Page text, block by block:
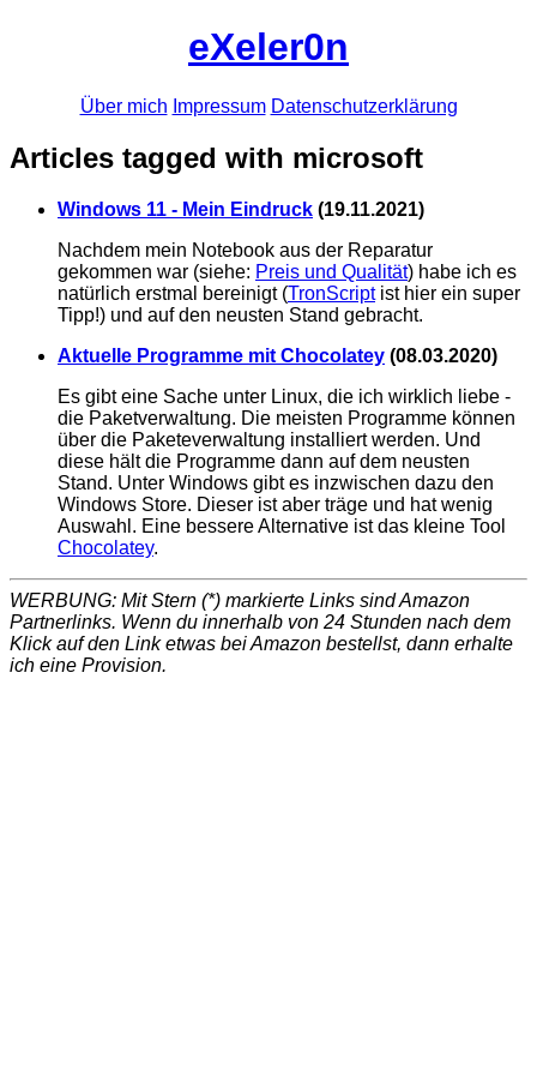
eXeler0n
Über mich Impressum Datenschutzerklärung
Articles tagged with microsoft
Windows 11 - Mein Eindruck (19.11.2021)
Nachdem mein Notebook aus der Reparatur
gekommen war (siehe: Preis und Qualität) habe ich es
natürlich erstmal bereinigt (TronScriptist hier ein super
Tipp!) und auf den neusten Stand gebracht.
Aktuelle Programme mit Chocolatey (08.03.2020)
Es gibt eine Sache unter Linux, die ich wirklich liebe -
die Paketverwaltung. Die meisten Programme können
über die Paketeverwaltung installiert werden. Und
diese hält die Programme dann auf dem neusten
Stand. Unter Windows gibt es inzwischen dazu den
Windows Store. Dieser ist aber träge und hat wenig
Auswahl. Eine bessere Alternative ist das kleine Tool
Chocolatey.
WERBUNG: Mit Stern (*) markierte Links sind Amazon
Partnerlinks. Wenn du innerhalb von 24 Stunden nach dem
Klick auf den Link etwas bei Amazon bestellst, dann erhalte
ich eine Provision.